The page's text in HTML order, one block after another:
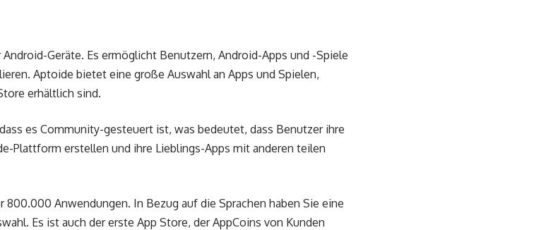
Geräte. Es ermöglicht Benutzern, Android-Apps und -Spiele
Aptoide bietet eine große Auswahl an Apps und Spielen,
erhältlich sind.
es Community-gesteuert ist, was bedeutet, dass Benutzer ihre
Plattform erstellen und ihre Lieblings-Apps mit anderen teilen
Anwendungen. In Bezug auf die Sprachen haben Sie eine
Es ist auch der erste App Store, der AppCoins von Kunden